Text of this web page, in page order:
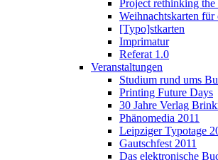
Project rethinking the
Weihnachtskarten
[Typo]stkarten
Imprimatur
Referat 1.0
Veranstaltungen
Studium rund ums
Printing Future Days
30 Jahre Verlag
Phänomedia 2011
Leipziger Typotage
Gautschfest 2011
Das elektronische